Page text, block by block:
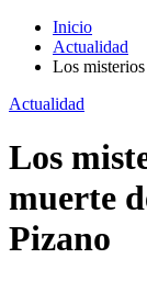
Inicio
Actualidad
Los
Actualidad
Los
muerte
Pizano